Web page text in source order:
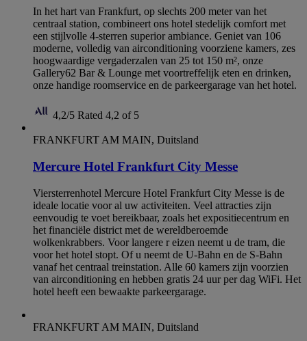
In het hart van Frankfurt, op slechts 200 meter van het
centraal station, combineert ons hotel stedelijk comfort met
een stijlvolle 4-sterren superior ambiance. Geniet van 106
moderne, volledig van airconditioning voorziene kamers, zes
hoogwaardige vergaderzalen van 25 tot 150 m², onze
Gallery62 Bar & Lounge met voortreffelijk eten en drinken,
onze handige roomservice en de parkeergarage van het hotel.
4,2/5 Rated 4,2 of 5
FRANKFURT AM MAIN, Duitsland
Mercure Hotel Frankfurt City Messe
Viersterrenhotel Mercure Hotel Frankfurt City Messe is de
ideale locatie voor al uw activiteiten. Veel attracties zijn
eenvoudig te voet bereikbaar, zoals het expositiecentrum en
het financiële district met de wereldberoemde
wolkenkrabbers. Voor langere r eizen neemt u de tram, die
voor het hotel stopt. Of u neemt de U-Bahn en de S-Bahn
vanaf het centraal treinstation. Alle 60 kamers zijn voorzien
van airconditioning en hebben gratis 24 uur per dag WiFi. Het
hotel heeft een bewaakte parkeergarage.
FRANKFURT AM MAIN, Duitsland